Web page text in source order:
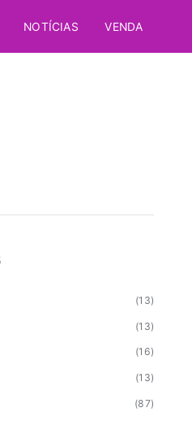
NOTÍCIAS VENDA
(13)
(13)
(16)
(13)
(87)